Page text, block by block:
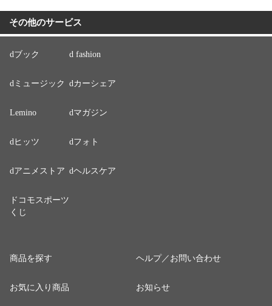
その他のサービス
dブック d fashion
dミュージック dカーシェア
Lemino dマガジン
dヒッツ dフォト
dアニメストア dヘルスケア
ドコモスポーツ
くじ
商品を探す
お気に入り商品
ヘルプ／お問い合わせ
お知らせ